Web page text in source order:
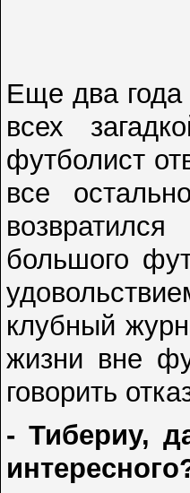
Еще два
всех
футболист
все
большого
клубный
жизни вне
говорить
- Тибериу,